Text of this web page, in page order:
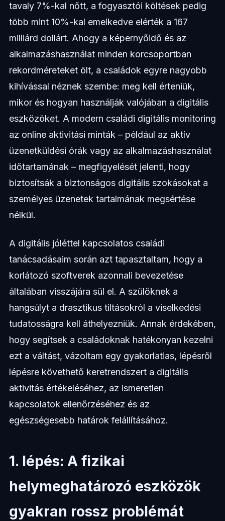
tavaly 7%-kal nőtt, a fogyasztói költések pedig
több mint 10%-kal emelkedve elérték a 167
milliárd dollárt. Ahogy a képernyőidő és az
alkalmazáshasználat minden korcsoportban
rekordméreteket ölt, a családok egyre nagyobb
kihívással néznek szembe: meg kell érteniük,
mikor és hogyan használják valójában a digitális
eszközöket. A modern családi digitális monitoring
az online aktivitási minták – például az aktív
üzenetküldési órák vagy az alkalmazáshasználat
időtartamának – megfigyelését jelenti, hogy
biztosítsák a biztonságos digitális szokásokat a
személyes üzenetek tartalmának megsértése
nélkül.
A digitális jóléttel kapcsolatos családi
tanácsadásaim során azt tapasztaltam, hogy a
korlátozó szoftverek azonnali bevezetése
általában visszájára sül el. A szülőknek a
hangsúlyt a drasztikus tiltásokról a viselkedési
tudatosságra kell áthelyezniük. Annak érdekében,
hogy segítsek a családoknak hatékonyan kezelni
ezt a váltást, vázoltam egy gyakorlatias, lépésről
lépésre követhető keretrendszert a digitális
aktivitás értékeléséhez, az ismeretlen
kapcsolatok ellenőrzéséhez és az
egészségesebb határok felállításához.
1. lépés: A fizikai
helymeghatározó eszközök
gyakran rossz problémát